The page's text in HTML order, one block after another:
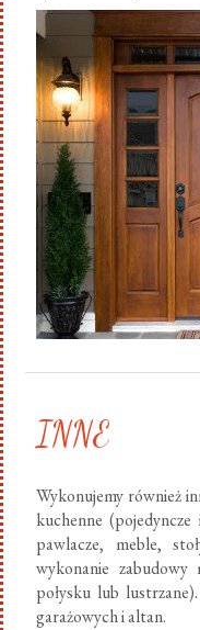
INNE
Wykonujemy również
kuchenne
pawlacze, meble,
wykonanie
połysku lub
garażowych i altan.
.